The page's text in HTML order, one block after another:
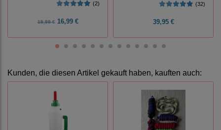
(2)
19,99 €16,99 €
(32)
39,95 €
Kunden, die diesen Artikel gekauft haben, kauften auch: